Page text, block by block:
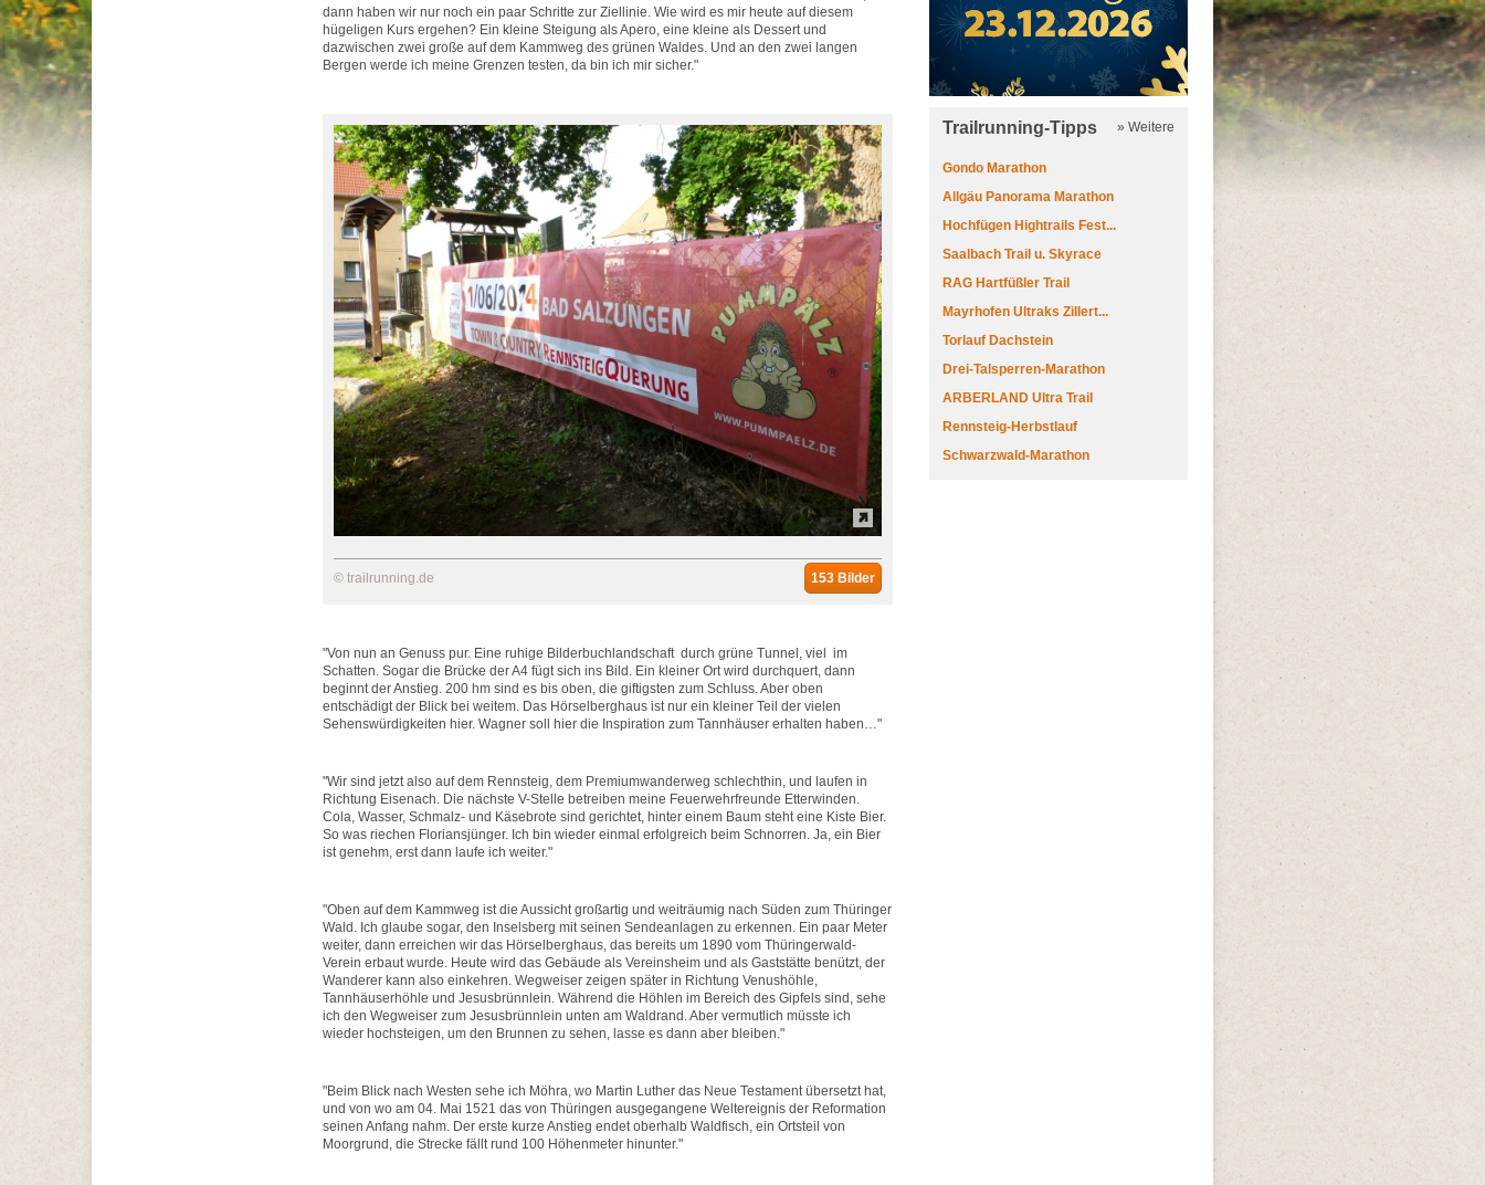
dann haben wir nur noch ein paar Schritte zur Ziellinie. Wie wird es mir heute auf diesem
hügeligen Kurs ergehen? Ein kleine Steigung als Apero, eine kleine als Dessert und
dazwischen zwei große auf dem Kammweg des grünen Waldes. Und an den zwei langen
Bergen werde ich meine Grenzen testen, da bin ich mir sicher."
© trailrunning.de 153 Bilder
"Von nun an Genuss pur. Eine ruhige Bilderbuchlandschaft durch grüne Tunnel, viel im
Schatten. Sogar die Brücke der A4 fügt sich ins Bild. Ein kleiner Ort wird durchquert, dann
beginnt der Anstieg. 200 hm sind es bis oben, die giftigsten zum Schluss. Aber oben
entschädigt der Blick bei weitem. Das Hörselberghaus ist nur ein kleiner Teil der vielen
Sehenswürdigkeiten hier. Wagner soll hier die Inspiration zum Tannhäuser erhalten haben…"
"Wir sind jetzt also auf dem Rennsteig, dem Premiumwanderweg schlechthin, und laufen in
Richtung Eisenach. Die nächste V-Stelle betreiben meine Feuerwehrfreunde Etterwinden.
Cola, Wasser, Schmalz- und Käsebrote sind gerichtet, hinter einem Baum steht eine Kiste Bier.
So was riechen Floriansjünger. Ich bin wieder einmal erfolgreich beim Schnorren. Ja, ein Bier
ist genehm, erst dann laufe ich weiter."
"Oben auf dem Kammweg ist die Aussicht großartig und weiträumig nach Süden zum Thüringer
Wald. Ich glaube sogar, den Inselsberg mit seinen Sendeanlagen zu erkennen. Ein paar Meter
weiter, dann erreichen wir das Hörselberghaus, das bereits um 1890 vom Thüringerwald-
Verein erbaut wurde. Heute wird das Gebäude als Vereinsheim und als Gaststätte benützt, der
Wanderer kann also einkehren. Wegweiser zeigen später in Richtung Venushöhle,
Tannhäuserhöhle und Jesusbrünnlein. Während die Höhlen im Bereich des Gipfels sind, sehe
ich den Wegweiser zum Jesusbrünnlein unten am Waldrand. Aber vermutlich müsste ich
wieder hochsteigen, um den Brunnen zu sehen, lasse es dann aber bleiben."
"Beim Blick nach Westen sehe ich Möhra, wo Martin Luther das Neue Testament übersetzt hat,
und von wo am 04. Mai 1521 das von Thüringen ausgegangene Weltereignis der Reformation
seinen Anfang nahm. Der erste kurze Anstieg endet oberhalb Waldfisch, ein Ortsteil von
Moorgrund, die Strecke fällt rund 100 Höhenmeter hinunter."
Trailrunning-Tipps » Weitere
Gondo Marathon
Allgäu Panorama Marathon
Hochfügen Hightrails Fest...
Saalbach Trail u. Skyrace
RAG Hartfüßler Trail
Mayrhofen Ultraks Zillert...
Torlauf Dachstein
Drei-Talsperren-Marathon
ARBERLAND Ultra Trail
Rennsteig-Herbstlauf
Schwarzwald-Marathon